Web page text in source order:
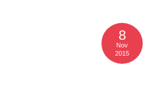
8
Nov
2015